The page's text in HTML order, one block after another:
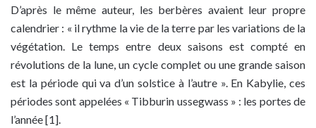
D’après le même auteur, les berbères avaient leur propre
calendrier : « il rythme la vie de la terre par les variations de la
végétation. Le temps entre deux saisons est compté en
révolutions de la lune, un cycle complet ou une grande saison
est la période qui va d’un solstice à l’autre ». En Kabylie, ces
périodes sont appelées « Tibburin ussegwass » : les portes de
l’année [1].